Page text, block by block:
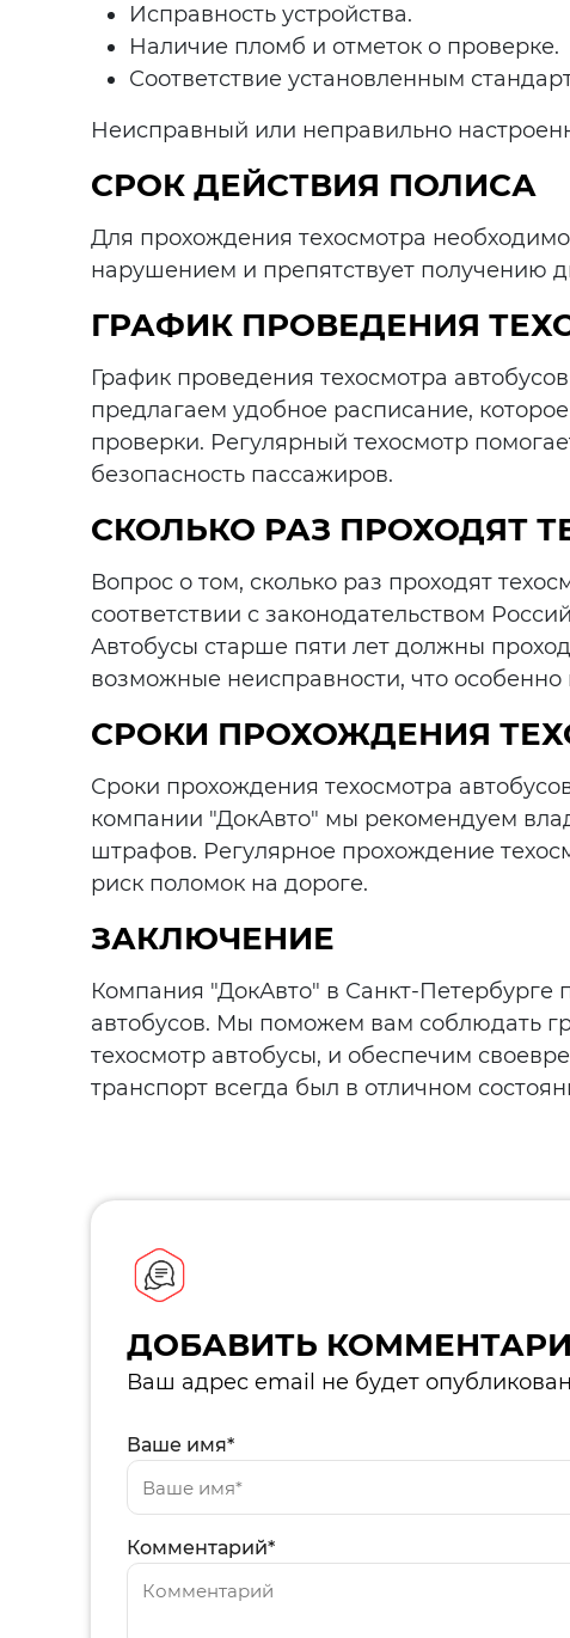
Исправность устройства.
Наличие пломб и отметок о проверке.
Соответствие установленным
Неисправный или неправильно
СРОК ДЕЙСТВИЯ ПОЛИСА
Для прохождения техосмотра
нарушением и препятствует получению
ГРАФИК ПРОВЕДЕНИЯ
График проведения техосмотра
предлагаем удобное расписание,
проверки. Регулярный техосмотр
безопасность пассажиров.
СКОЛЬКО РАЗ ПРОХОДЯТ
Вопрос о том, сколько раз проходят
соответствии с законодательством
Автобусы старше пяти лет должны
возможные неисправности, что
СРОКИ ПРОХОЖДЕНИЯ
Сроки прохождения техосмотра
компании "ДокАвто" мы рекомендуем
штрафов. Регулярное прохождение
риск поломок на дороге.
ЗАКЛЮЧЕНИЕ
Компания "ДокАвто" в Санкт-Петербурге
автобусов. Мы поможем вам соблюдать
техосмотр автобусы, и обеспечим
транспорт всегда был в отличном
ДОБАВИТЬ
Ваш адрес email не будет
Комментарий*
Ваше имя*